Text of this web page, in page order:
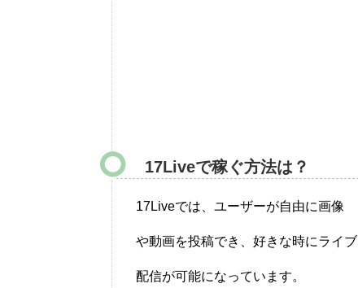
17Liveで稼ぐ方法は？
17Liveでは、ユーザーが自由に画像
や動画を投稿でき、好きな時にライブ
配信が可能になっています。